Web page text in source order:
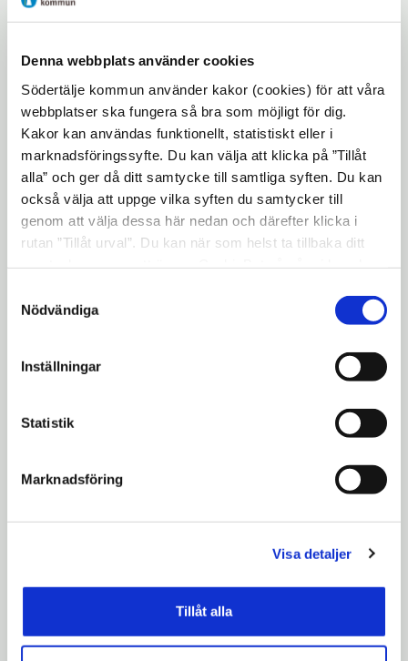
Denna webbplats använder cookies
Södertälje kommun använder kakor (cookies) för att våra
webbplatser ska fungera så bra som möjligt för dig.
Kakor kan användas funktionellt, statistiskt eller i
marknadsföringssyfte. Du kan välja att klicka på ”Tillåt
alla” och ger då ditt samtycke till samtliga syften. Du kan
också välja att uppge vilka syften du samtycker till
genom att välja dessa här nedan och därefter klicka i
rutan ”Tillåt urval”. Du kan när som helst ta tillbaka ditt
"Visa detaljer" kan du läsa om hur kakorna används och
hur vi och våra leverantörer inhämtar och behandlar
Nödvändiga
Inställningar
Statistik
Marknadsföring
Visa detaljer
Tillåt alla
början av september.
Du som vill gå eller cykla över järnvägen
mellan Vretensvägen och Gärtunavägen i
Östertälje, samt vid Skävsta måste välja
omledningsvägar. Vänligen följ
hänvisningspilarna.
Mer om sommarens arbeten på
Trafikverkets webbplats.
Kartbilder: